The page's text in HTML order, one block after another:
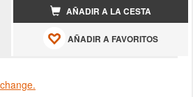
AÑADIR A LA CESTA
AÑADIR A FAVORITOS